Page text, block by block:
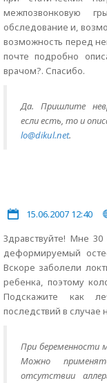
межпозвонковую
обследование и,
возможность перед
почте подробно
врачом?. Спасибо.
Да. Пришлите
если есть, то и
lo@dikul.net.
15.06.2007 12:40
Здравствуйте! Мне
деформируемый
Вскоре заболели
ребенка, поэтому
Подскажите как
последствий в случае
При беременности
Можно
отсутствии